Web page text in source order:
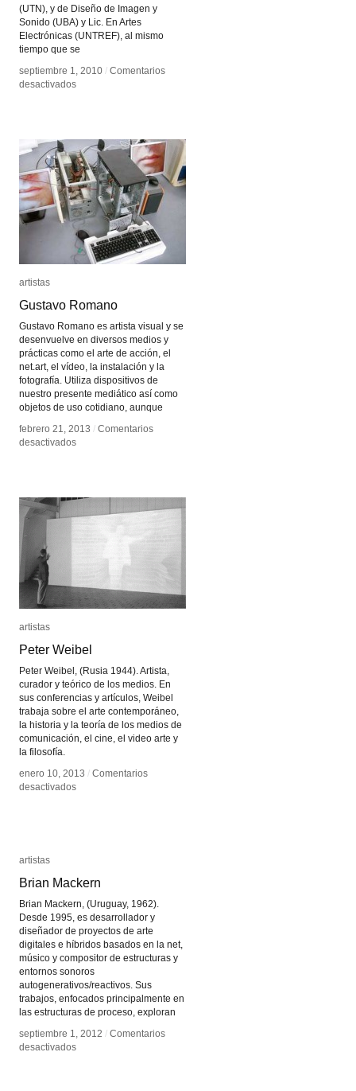
(UTN), y de Diseño de Imagen y
Sonido (UBA) y Lic. En Artes
Electrónicas (UNTREF), al mismo
tiempo que se
septiembre 1, 2010 / Comentarios
desactivadosen
septiembre 1, 2010 / Comentarios
desactivadosen
artistas
Gustavo Romano
Gustavo Romano es artista visual y se
desenvuelve en diversos medios y
prácticas como el arte de acción, el
net.art, el vídeo, la instalación y la
fotografía. Utiliza dispositivos de
nuestro presente mediático así como
objetos de uso cotidiano, aunque
febrero 21, 2013 / Comentarios
desactivadosen
artistas
Gustavo Romano
febrero 21, 2013 / Comentarios
desactivadosen
artistas
Peter Weibel
Peter Weibel, (Rusia 1944). Artista,
curador y teórico de los medios. En
sus conferencias y artículos, Weibel
trabaja sobre el arte contemporáneo,
la historia y la teoría de los medios de
comunicación, el cine, el video arte y
la filosofía.
enero 10, 2013 / Comentarios
desactivadosen
artistas
Peter Weibel
enero 10, 2013 / Comentarios
desactivadosen
artistas
Brian Mackern
Brian Mackern, (Uruguay, 1962).
Desde 1995, es desarrollador y
diseñador de proyectos de arte
digitales e híbridos basados en la net,
músico y compositor de estructuras y
entornos sonoros
autogenerativos/reactivos. Sus
trabajos, enfocados principalmente en
las estructuras de proceso, exploran
septiembre 1, 2012 / Comentarios
desactivadosen
artistas
Brian Mackern
septiembre 1, 2012 / Comentarios
desactivadosen